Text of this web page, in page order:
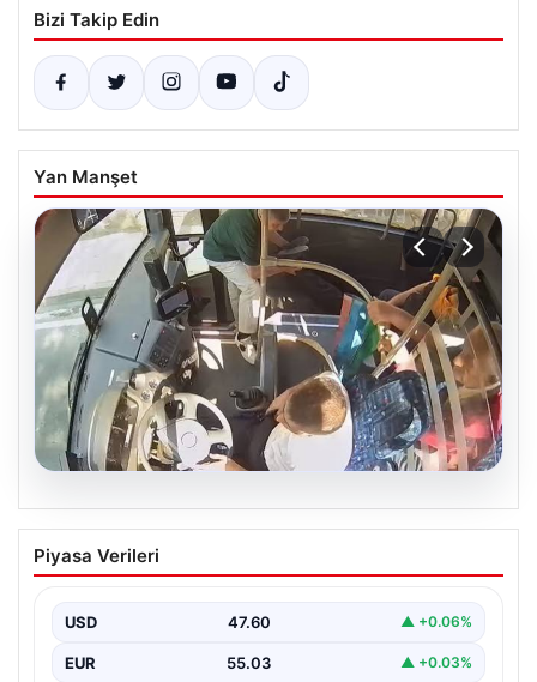
Bizi Takip Edin
Yan Manşet
Otobüste Rahatsızlanan Yolcuyu Şoför
Hızla Hastaneye Yönlendirdi
otobüslerinde yaşanan ilginç ve dikkat çekici…
Piyasa Verileri
USD 47.60 ▲ +0.06%
EUR 55.03 ▲ +0.03%